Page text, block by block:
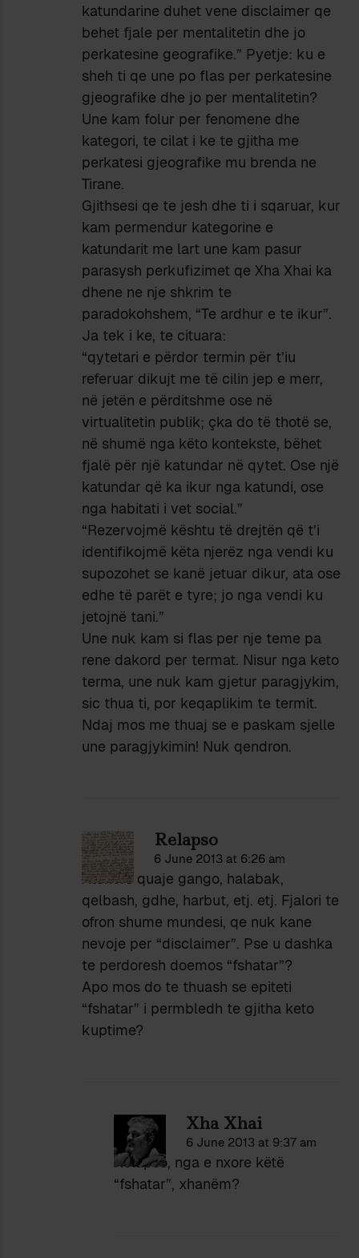
katundarine duhet vene disclaimer qe
behet fjale per mentalitetin dhe jo
perkatesine geografike.” Pyetje: ku e
sheh ti qe une po flas per perkatesine
gjeografike dhe jo per mentalitetin?
Une kam folur per fenomene dhe
kategori, te cilat i ke te gjitha me
perkatesi gjeografike mu brenda ne
Tirane.
Gjithsesi qe te jesh dhe ti i sqaruar, kur
kam permendur kategorine e
katundarit me lart une kam pasur
parasysh perkufizimet qe Xha Xhai ka
dhene ne nje shkrim te
paradokohshem, “Te ardhur e te ikur”.
Ja tek i ke, te cituara:
“qytetari e përdor termin për t’iu
referuar dikujt me të cilin jep e merr,
në jetën e përditshme ose në
virtualitetin publik; çka do të thotë se,
në shumë nga këto kontekste, bëhet
fjalë për një katundar në qytet. Ose një
katundar që ka ikur nga katundi, ose
nga habitati i vet social.”
“Rezervojmë kështu të drejtën që t’i
identifikojmë këta njerëz nga vendi ku
supozohet se kanë jetuar dikur, ata ose
edhe të parët e tyre; jo nga vendi ku
jetojnë tani.”
Une nuk kam si flas per nje teme pa
rene dakord per termat. Nisur nga keto
terma, une nuk kam gjetur paragjykim,
sic thua ti, por keqaplikim te termit.
Ndaj mos me thuaj se e paskam sjelle
une paragjykimin! Nuk qendron.
Relapso
6 June 2013 at 6:26 am
Atehere quaje gango, halabak,
qelbash, gdhe, harbut, etj. etj. Fjalori te
ofron shume mundesi, qe nuk kane
nevoje per “disclaimer”. Pse u dashka
te perdoresh doemos “fshatar”?
Apo mos do te thuash se epiteti
“fshatar” i permbledh te gjitha keto
kuptime?
Xha Xhai
6 June 2013 at 9:37 am
Relapso, nga e nxore këtë
“fshatar”, xhanëm?